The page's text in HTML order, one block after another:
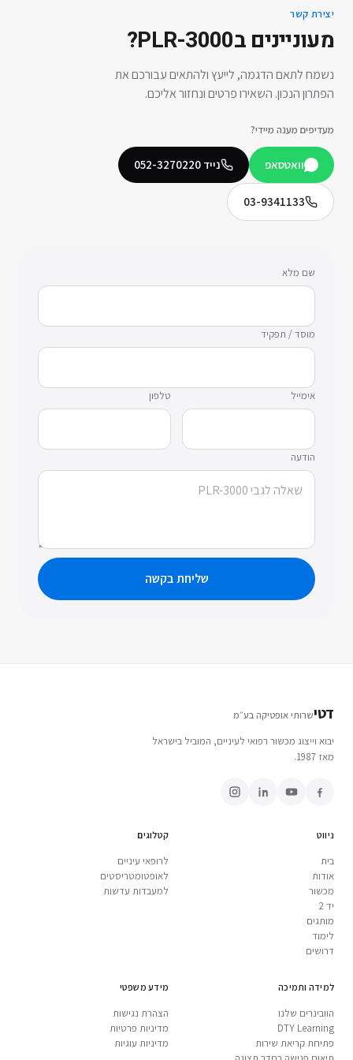
יצירת קשר
מעוניינים בPLR-3000
?
נשמח לתאם הדגמה, לייעץ ולהתאים עבורכם את
הפתרון הנכון. השאירו פרטים ונחזור אליכם.
מעדיפים מענה מיידי?
וואטסאפ נייד 052-3270220
03-9341133
שם מלא
מוסד / תפקיד
אימייל טלפון
הודעה
שליחת בקשה
דטישרותי אופטיקה בע״מ
יבוא וייצוג מכשור רפואי לעיניים, המוביל בישראל
מאז 1987.
ניווט
בית
אודות
מכשור
יד 2
מותגים
לימוד
דרושים
קטלוגים
לרופאי עיניים
לאופטומטריסטים
למעבדות עדשות
למידה ותמיכה
הוובינרים שלנו
DTY Learning
פתיחת קריאת שירות
מידע משפטי
הצהרת נגישות
מדיניות פרטיות
מדיניות עוגיות